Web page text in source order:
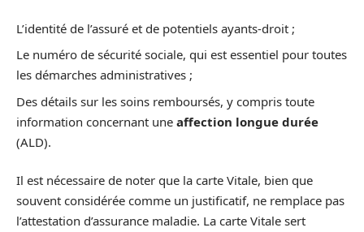
L’identité de l’assuré et de potentiels ayants-droit ;
Le numéro de sécurité sociale, qui est essentiel pour toutes
les démarches administratives ;
Des détails sur les soins remboursés, y compris toute
information concernant une affection longue durée
(ALD).
Il est nécessaire de noter que la carte Vitale, bien que
souvent considérée comme un justificatif, ne remplace pas
l’attestation d’assurance maladie. La carte Vitale sert